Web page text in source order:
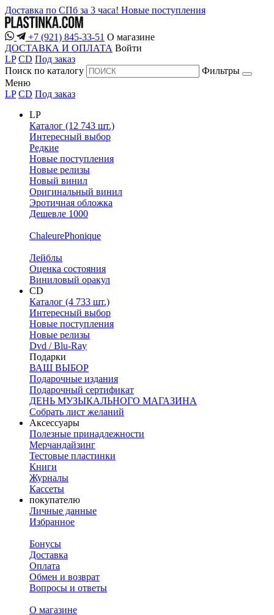
Доставка по СПб за 3 часа! Новые поступления
+7 (921) 845-33-51 О магазине
ДОСТАВКА И ОПЛАТА Войти
LP CD Под заказ
Поиск по каталогу
Фильтры
Меню
LP CD Под заказ
LP
Каталог (12 743 шт.)
Интересный выбор
Редкие
Новые поступления
Новые релизы
Новый винил
Оригинальный винил
Эротичная обложка
Дешевле 1000
ChaleurePhonique
Лейблы
Оценка состояния
Виниловый оракул
CD
Каталог (4 733 шт.)
Интересный выбор
Новые поступления
Новые релизы
Dvd / Blu-Ray
Подарки
ВАШ ВЫБОР
Подарочные издания
Подарочный сертификат
ДЕНЬ МУЗЫКАЛЬНОГО МАГАЗИНА
Собрать лист желаний
Аксессуары
Полезные принадлежности
Мерчандайзинг
Тестовые пластинки
Книги
Журналы
Кассеты
покупателю
Личные данные
Избранное
Бонусы
Доставка
Оплата
Обмен и возврат
Вопросы и ответы
О магазине